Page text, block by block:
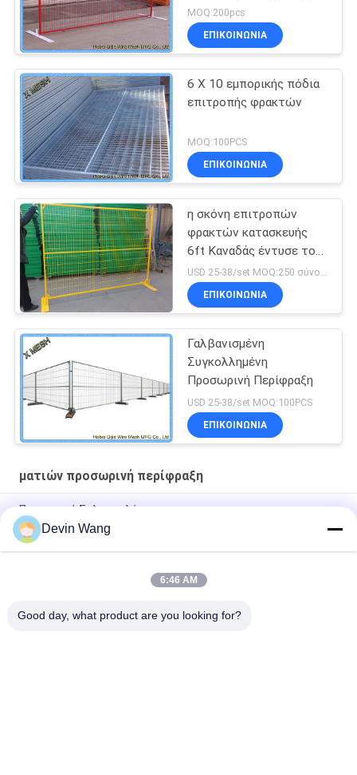
Καλύμματος Χαμηλής
Ακέριας Χαλυβουργίας
8FT X 10FT Panel Mesh
MOQ:200pcs
ΕΠΙΚΟΙΝΩΝΊΑ
6 X 10 εμπορικής πόδια
επιτροπής φρακτών
MOQ:100PCS
ΕΠΙΚΟΙΝΩΝΊΑ
η σκόνη επιτροπών
φρακτών κατασκευής
6ft Καναδάς έντυσε τον
προσωρινό φράκτη
πλέγματος
USD 25-38/set MOQ:250 σύνολα
ΕΠΙΚΟΙΝΩΝΊΑ
Γαλβανισμένη
Συγκολλημένη
Προσωρινή Περίφραξη
USD 25-38/set MOQ:100PCS
ΕΠΙΚΟΙΝΩΝΊΑ
ματιών προσωρινή περίφραξη
Προσωρινή Σκληροπλέγματα
Κίτρινη έγχρωμη του Καναδά υπαίθρια επιτροπή φρακτών
κατασκευής προσωρινή 1.8m ύψος
Η κατασκευή του Καναδά γαλβάνισε την προσωρινή
Devin Wang
6:46 AM
Good day, what product are you looking for?